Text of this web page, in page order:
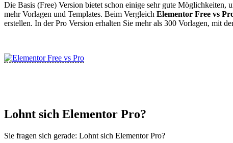
Die Basis (Free) Version bietet schon einige sehr gute Möglichkeiten,
mehr Vorlagen und Templates. Beim Vergleich Elementor Free vs
erstellen. In der Pro Version erhalten Sie mehr als 300 Vorlagen, mit
Lohnt sich Elementor Pro?
Sie fragen sich gerade: Lohnt sich Elementor Pro?